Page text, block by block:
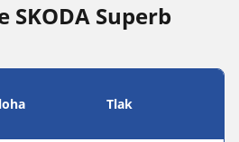
Superb
Tlak